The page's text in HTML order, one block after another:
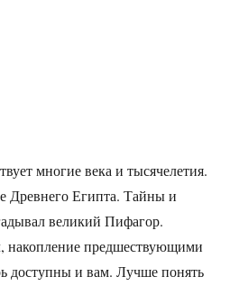
многие века и тысячелетия.
Древнего Египта. Тайны и
великий Пифагор.
накопление предшествующими
доступны и вам. Лучше понять